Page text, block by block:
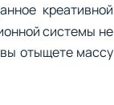
креативной
системы не
отыщете массу